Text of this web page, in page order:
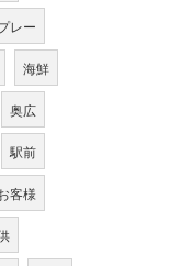
レー
海鮮
奥広
駅前
客様